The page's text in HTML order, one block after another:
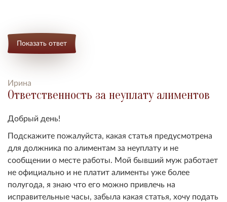
Показать ответ
Ирина
Ответственность за неуплату алиментов
Добрый день!
Подскажите пожалуйста, какая статья предусмотрена
для должника по алиментам за неуплату и не
сообщении о месте работы. Мой бывший муж работает
не официально и не платит алименты уже более
полугода, я знаю что его можно привлечь на
исправительные часы, забыла какая статья, хочу подать